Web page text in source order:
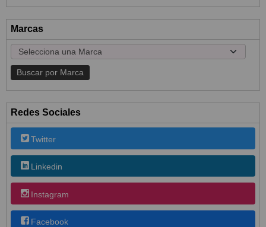
Marcas
Redes Sociales
Twitter
Linkedin
Instagram
Facebook